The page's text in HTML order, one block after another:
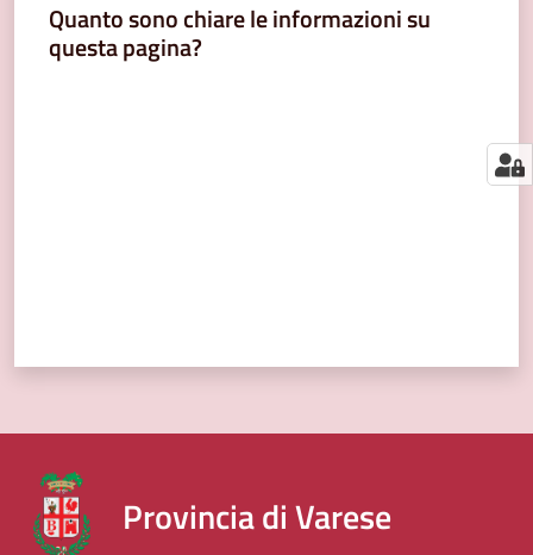
segnalazioni
Quanto sono chiare le informazioni su
questa pagina?
Provincia di Varese